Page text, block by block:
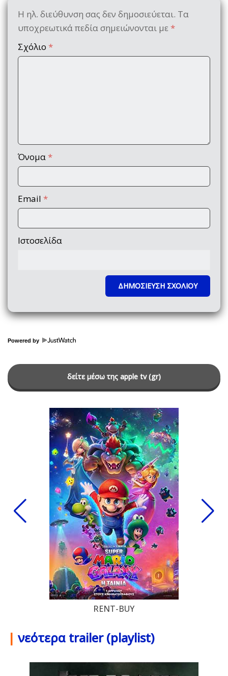
Η ηλ. διεύθυνση σας δεν δημοσιεύεται. Τα
υποχρεωτικά πεδία σημειώνονται με *
Σχόλιο *
Όνομα *
Email *
Ιστοσελίδα
Powered by
δείτε μέσω της apple tv (gr)
RENT-BUY
| νεότερα trailer (playlist)